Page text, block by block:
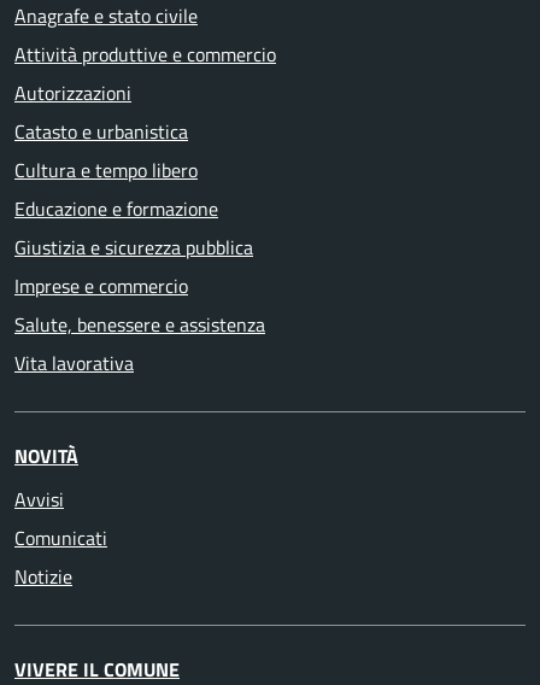
Anagrafe e stato civile
Attività produttive e commercio
Autorizzazioni
Catasto e urbanistica
Cultura e tempo libero
Educazione e formazione
Giustizia e sicurezza pubblica
Imprese e commercio
Salute, benessere e assistenza
Vita lavorativa
NOVITÀ
Avvisi
Comunicati
Notizie
VIVERE IL COMUNE